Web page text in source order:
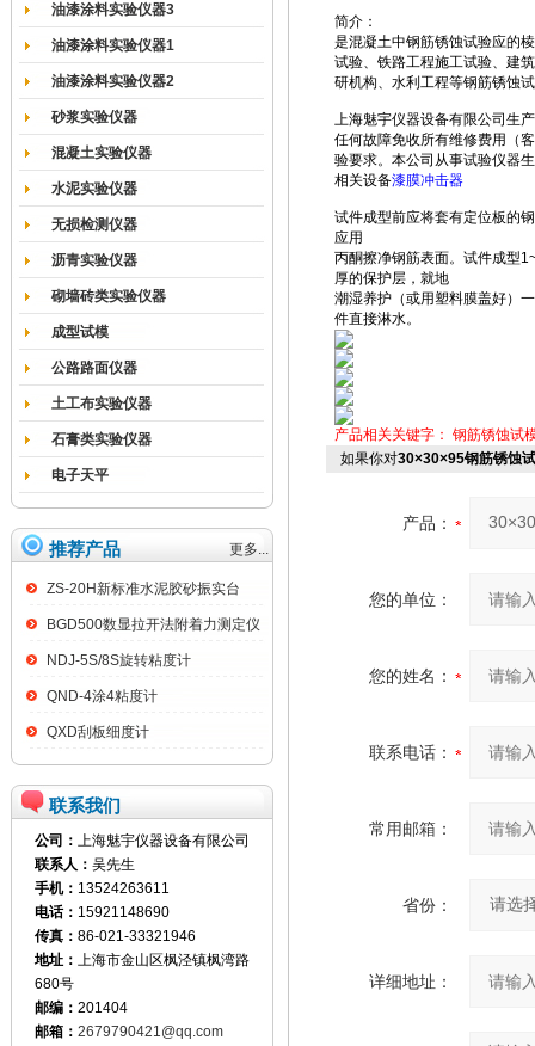
油漆涂料实验仪器3
油漆涂料实验仪器1
油漆涂料实验仪器2
砂浆实验仪器
混凝土实验仪器
水泥实验仪器
无损检测仪器
沥青实验仪器
砌墙砖类实验仪器
成型试模
公路路面仪器
土工布实验仪器
石膏类实验仪器
电子天平
推荐产品 更多...
ZS-20H新标准水泥胶砂振实台
BGD500数显拉开法附着力测定仪
NDJ-5S/8S旋转粘度计
QND-4涂4粘度计
QXD刮板细度计
联系我们
公司： 上海魅宇仪器设备有限公司
联系人： 吴先生
手机： 13524263611
电话： 15921148690
传真： 86-021-33321946
地址： 上海市金山区枫泾镇枫湾路
680号
邮编： 201404
邮箱： 2679790421@qq.com
简介：
是混凝土中钢筋锈蚀试验应的
试验、铁路工程施工试验、建
研机构、水利工程等钢筋锈蚀
上海魅宇仪器设备有限公司生
任何故障免收所有维修费用（
验要求。本公司从事试验仪器
相关设备漆膜冲击器
试件成型前应将套有定位板的
应用
丙酮擦净钢筋表面。试件成型
厚的保护层，就地
潮湿养护（或用塑料膜盖好）
件直接淋水。
产品相关关键字： 钢筋锈蚀试
如果你对30×30×95钢筋锈蚀
产品：
您的单位：
您的姓名：
联系电话：
常用邮箱：
省份：
详细地址：